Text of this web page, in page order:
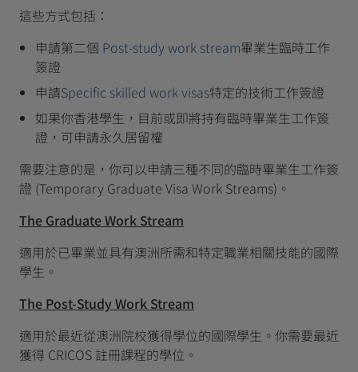
這些方式包括：
申請第二個 Post-study work stream畢業生臨時工作
簽證
申請Specific skilled work visas特定的技術工作簽證
如果你香港學生，目前或即將持有臨時畢業生工作簽
證，可申請永久居留權
需要注意的是，你可以申請三種不同的臨時畢業生工作簽
證 (Temporary Graduate Visa Work Streams)。
The Graduate Work Stream
適用於已畢業並具有澳洲所需和特定職業相關技能的國際
學生。
The Post-Study Work Stream
適用於最近從澳洲院校獲得學位的國際學生。你需要最近
獲得 CRICOS 註冊課程的學位。